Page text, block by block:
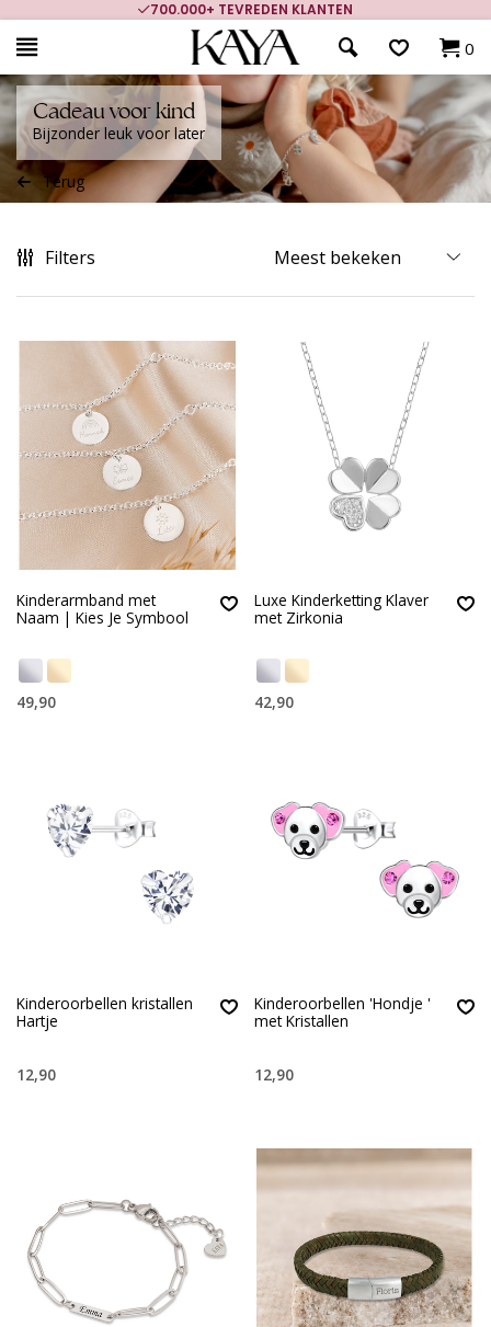
700.000+ TEVREDEN KLANTEN
0
Cadeau voor kind
Bijzonder leuk voor later
Terug
Filters
Kinderarmband met
Naam | Kies Je Symbool
49,90
Luxe Kinderketting Klaver
met Zirkonia
42,90
Kinderoorbellen kristallen
Hartje
12,90
Kinderoorbellen 'Hondje '
met Kristallen
12,90